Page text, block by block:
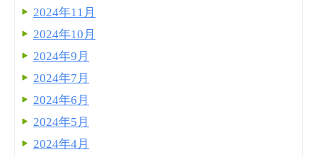
2024年11月
2024年10月
2024年9月
2024年7月
2024年6月
2024年5月
2024年4月